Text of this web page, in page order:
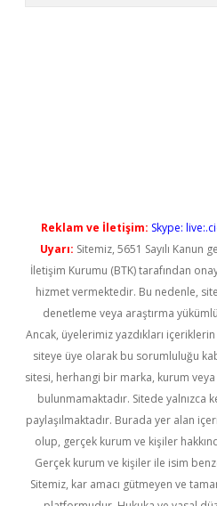
Reklam ve İletişim: Skype:
Uyarı: Sitemiz, 5651 Sayılı Kanun
İletişim Kurumu (BTK) tarafından
hizmet vermektedir. Bu nedenle,
denetleme veya araştırma
Ancak, üyelerimiz yazdıkları
siteye üye olarak bu sorumluluğu
sitesi, herhangi bir marka, kurum veya
bulunmamaktadır. Sitede yalnızca
paylaşılmaktadır. Burada yer alan
olup, gerçek kurum ve kişiler
Gerçek kurum ve kişiler ile isim
Sitemiz, kar amacı gütmeyen ve